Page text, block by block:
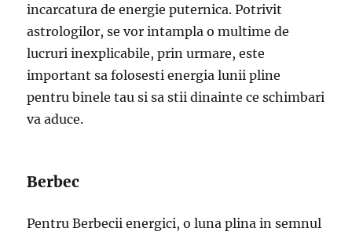
incarcatura de energie puternica. Potrivit
astrologilor, se vor intampla o multime de
lucruri inexplicabile, prin urmare, este
important sa folosesti energia lunii pline
pentru binele tau si sa stii dinainte ce schimbari
va aduce.
Berbec
Pentru Berbecii energici, o luna plina in semnul